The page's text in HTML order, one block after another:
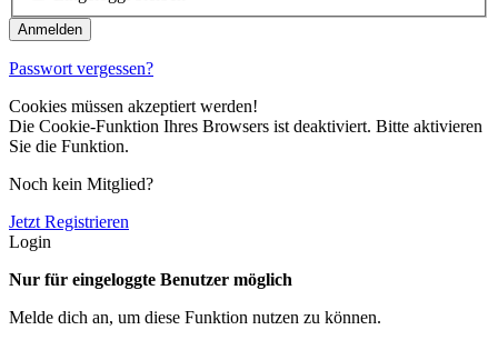
Passwort vergessen?
Cookies müssen akzeptiert werden!
Die Cookie-Funktion Ihres Browsers ist deaktiviert. Bitte aktivieren
Sie die Funktion.
Noch kein Mitglied?
Jetzt Registrieren
Login
Nur für eingeloggte Benutzer möglich
Melde dich an, um diese Funktion nutzen zu können.